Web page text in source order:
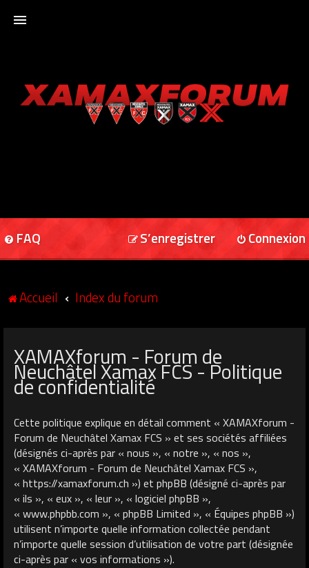
XAMAXFORUM
FAQ Connexion
S’enregistrer
Accueil Index du forum
XAMAXforum - Forum de
Neuchâtel Xamax FCS - Politique
de confidentialité
Cette politique explique en détail comment « XAMAXforum -
Forum de Neuchâtel Xamax FCS » et ses sociétés affiliées
(désignés ci-après par « nous », « notre », « nos »,
« XAMAXforum - Forum de Neuchâtel Xamax FCS »,
« https://xamaxforum.ch ») et phpBB (désigné ci-après par
« ils », « eux », « leur », « logiciel phpBB »,
« www.phpbb.com », « phpBB Limited », « Équipes phpBB »)
utilisent n’importe quelle information collectée pendant
n’importe quelle session d’utilisation de votre part (désignée
ci-après par « vos informations »).